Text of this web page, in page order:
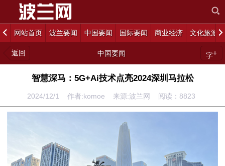
网站首页 波兰要闻 中国要闻 国际要闻 商业经济 文化旅游
返回 中国要闻 字+
智慧深马：5G+Ai技术点亮2024深圳马拉松
2024/12/1 作者:komoe 来源:波兰网 阅读： 8823